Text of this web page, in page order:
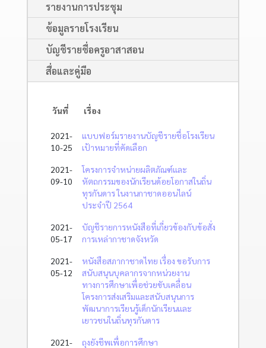
รายงานการประชุม
ข้อมูลรายโรงเรียน
บัญชีรายชื่อครูอาสาสอน
สื่อและคู่มือ
วันที่ เรื่อง
2021-
10-25
แบบฟอร์มรายงานบัญชีรายชื่อโรงเรียน
เป้าหมายที่คัดเลือก
2021-
09-10
โครงการจำหน่ายผลิตภัณฑ์และ
หัตถกรรมของนักเรียนด้อยโอกาสในถิ่น
ทุรกันดาร ในงานกาชาดออนไลน์
ประจำปี 2564
2021-
05-17
บัญชีรายการหนังสือที่เกี่ยวข้องกับข้อสั่ง
การเหล่ากาชาดจังหวัด
2021-
05-12
หนังสือสภากาชาดไทย เรื่อง ขอรับการ
สนับสนุนบุคลากรจากหน่วยงาน
ทางการศึกษาเพื่อช่วยขับเคลื่อน
โครงการส่งเสริมและสนับสนุนการ
พัฒนาการเรียนรู้เด็กนักเรียนและ
เยาวชนในถิ่นทุรกันดาร
2021-
ถุงยังชีพเพื่อการศึกษา